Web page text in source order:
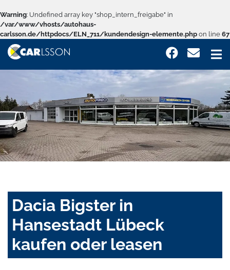
Warning: Undefined array key "shop_intern_freigabe" in
/var/www/vhosts/autohaus-
carlsson.de/httpdocs/ELN_711/kundendesign-elemente.php on line 67
Dacia Bigster in
Hansestadt Lübeck
kaufen oder leasen